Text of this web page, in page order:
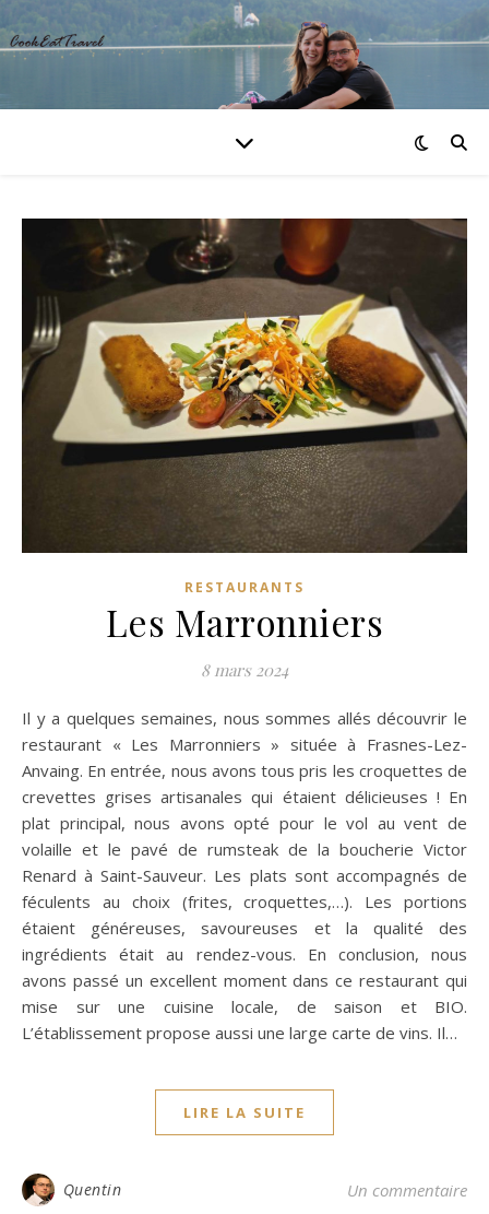
RESTAURANTS
Les Marronniers
8 mars 2024
Il y a quelques semaines, nous sommes allés découvrir le
restaurant « Les Marronniers » située à Frasnes-Lez-
Anvaing. En entrée, nous avons tous pris les croquettes de
crevettes grises artisanales qui étaient délicieuses ! En
plat principal, nous avons opté pour le vol au vent de
volaille et le pavé de rumsteak de la boucherie Victor
Renard à Saint-Sauveur. Les plats sont accompagnés de
féculents au choix (frites, croquettes,…). Les portions
étaient généreuses, savoureuses et la qualité des
ingrédients était au rendez-vous. En conclusion, nous
avons passé un excellent moment dans ce restaurant qui
mise sur une cuisine locale, de saison et BIO.
L’établissement propose aussi une large carte de vins. Il…
LIRE LA SUITE
Quentin Un commentaire